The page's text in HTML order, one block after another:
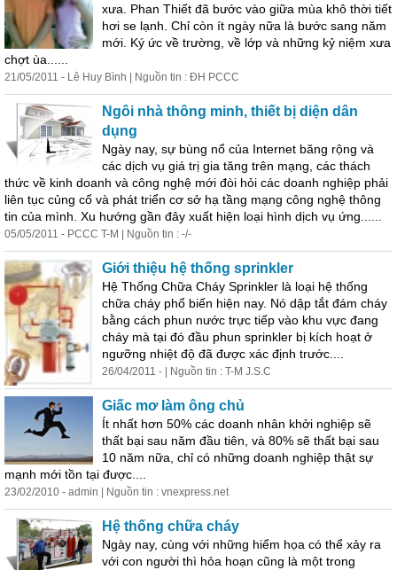
xưa. Phan Thiết đã bước vào giữa mùa khô thời tiết
hơi se lạnh. Chỉ còn ít ngày nữa là bước sang năm
mới. Ký ức về trường, về lớp và những kỷ niệm xưa
chợt ùa......
21/05/2011 - Lê Huy Bình | Nguồn tin : ĐH PCCC
Ngôi nhà thông minh, thiết bị diện dân
dụng
Ngày nay, sự bùng nổ của Internet băng rộng và
các dịch vụ giá trị gia tăng trên mạng, các thách
thức về kinh doanh và công nghệ mới đòi hỏi các doanh nghiệp phải
liên tục củng cố và phát triển cơ sở hạ tầng mạng công nghệ thông
tin của mình. Xu hướng gần đây xuất hiện loại hình dịch vụ ứng......
05/05/2011 - PCCC T-M | Nguồn tin : -/-
Giới thiệu hệ thống sprinkler
Hệ Thống Chữa Cháy Sprinkler là loại hệ thống
chữa cháy phổ biến hiện nay. Nó dập tắt đám cháy
bằng cách phun nước trực tiếp vào khu vực đang
cháy mà tại đó đầu phun sprinkler bị kích hoạt ở
ngưỡng nhiệt độ đã được xác định trước....
26/04/2011 - | Nguồn tin : T-M J.S.C
Giấc mơ làm ông chủ
Ít nhất hơn 50% các doanh nhân khởi nghiệp sẽ
thất bại sau năm đầu tiên, và 80% sẽ thất bại sau
10 năm nữa, chỉ có những doanh nghiệp thật sự
mạnh mới tồn tại được....
23/02/2010 - admin | Nguồn tin : vnexpress.net
Hệ thống chữa cháy
Ngày nay, cùng với những hiểm họa có thể xảy ra
với con người thì hỏa hoạn cũng là một trong